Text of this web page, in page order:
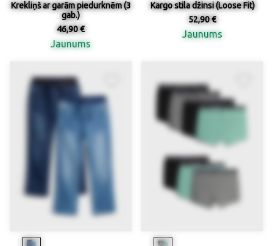
Krekliņš ar garām piedurknēm (3
gab.)
46,90 €
Jaunums
Kargo stila džinsi (Loose Fit)
52,90 €
Jaunums